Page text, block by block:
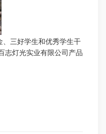
三好学生和优秀学生干
志灯光实业有限公司产品